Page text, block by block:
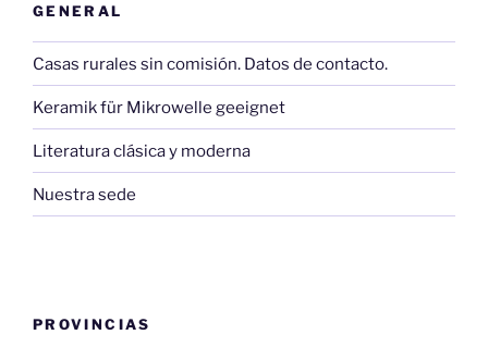
GENERAL
Casas rurales sin comisión. Datos de contacto.
Keramik für Mikrowelle geeignet
Literatura clásica y moderna
Nuestra sede
PROVINCIAS